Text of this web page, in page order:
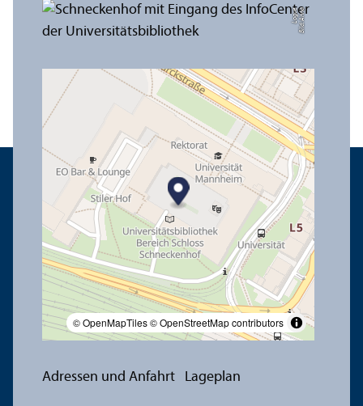
Bil
d:
A
n
n
a
L
o
g
u
e
© OpenMapTiles© OpenStreetMap contributors
Adressen und Anfahrt Lageplan